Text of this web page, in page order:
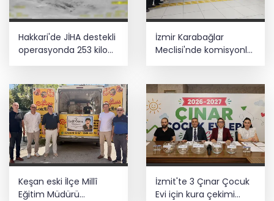
Hakkari'de JİHA destekli
operasyonda 253 kilo
esrar ele geçirildi
İzmir Karabağlar
Meclisi'nde komisyonlar
yeniden şekillendi
Keşan eski İlçe Millî
Eğitim Müdürü
İzmit'te 3 Çınar Çocuk
Evi için kura çekimi